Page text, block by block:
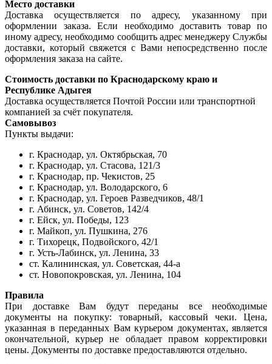
Место доставки
Доставка осуществляется по адресу, указанному при
оформлении заказа. Если необходимо доставить товар по
иному адресу, необходимо сообщить адрес менеджеру Службы
доставки, который свяжется с Вами непосредственно после
оформления заказа на сайте.
Стоимость доставки по Краснодарскому краю и
Республике Адыгея
Доставка осуществляется Почтой России или транспортной
компанией за счёт покупателя.
Самовывоз
Пункты выдачи:
г. Краснодар, ул. Октябрьская, 70
г. Краснодар, ул. Стасова, 121/3
г. Краснодар, пр. Чекистов, 25
г. Краснодар, ул. Володарского, 6
г. Краснодар, ул. Героев Разведчиков, 48/1
г. Абинск, ул. Советов, 142/4
г. Ейск, ул. Победы, 123
г. Майкоп, ул. Пушкина, 276
г. Тихорецк, Подвойского, 42/1
г. Усть-Лабинск, ул. Ленина, 33
ст. Калининская, ул. Советская, 44-а
ст. Новопокровская, ул. Ленина, 104
Правила
При доставке Вам будут переданы все необходимые
документы на покупку: товарный, кассовый чеки. Цена,
указанная в переданных Вам курьером документах, является
окончательной, курьер не обладает правом корректировки
цены. Документы по доставке предоставляются отдельно.